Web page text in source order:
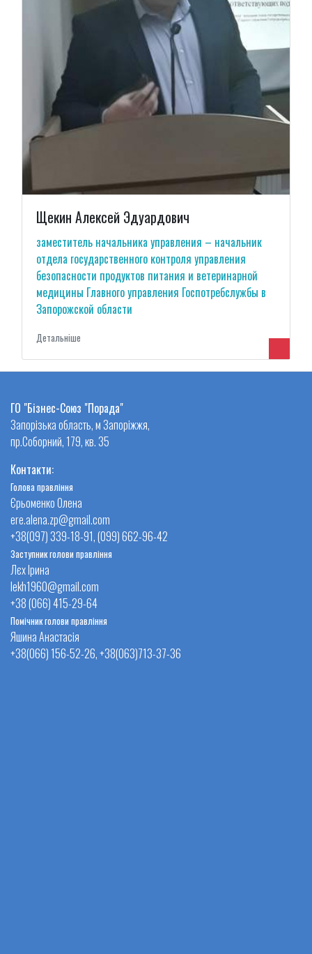
Щекин Алексей Эдуардович
заместитель начальника управления – начальник
отдела государственного контроля управления
безопасности продуктов питания и ветеринарной
медицины Главного управления Госпотребслужбы в
Запорожской области
Детальнiше
ГО "Бізнес-Союз "Порада"
Запорізька область, м Запоріжжя,
пр.Соборний, 179, кв. 35
Контакти:
Голова правління
Єрьоменко Олена
ere.alena.zp@gmail.com
+38(097) 339-18-91, (099) 662-96-42
Заступник голови правління
Лєх Ірина
lekh1960@gmail.com
+38 (066) 415-29-64
Помічник голови правління
Яшина Анастасія
+38(066) 156-52-26, +38(063)713-37-36